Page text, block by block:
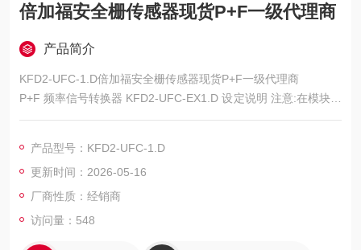
倍加福安全栅传感器现货P+F一级代理商
产品简介
KFD2-UFC-1.D倍加福安全栅传感器现货P+F一级代理商
P+F 频率信号转换器 KFD2-UFC-EX1.D 设定说明 注意:在模块面
板上可通过上下键进行参数的选择,选定后按两次OK键进行确认.
产品型号：KFD2-UFC-1.D
更新时间：2026-05-16
厂商性质：经销商
访问量：548